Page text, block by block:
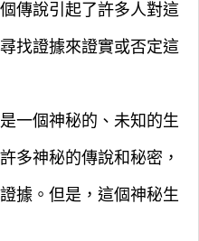
傳說引起了許多人對這
找證據來證實或否定這
一個神秘的、未知的生
多神秘的傳說和秘密，
據。但是，這個神秘生